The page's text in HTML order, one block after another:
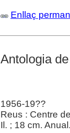
Enllaç
Antologia
1956-19??
Reus : Centre
Il. ; 18 cm. Anual.